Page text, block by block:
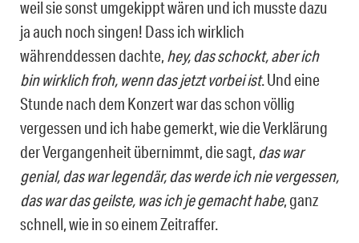
weil sie sonst umgekippt wären und ich musste dazu
ja auch noch singen! Dass ich wirklich
währenddessen dachte, hey, das schockt, aber ich
bin wirklich froh, wenn das jetzt vorbei ist. Und eine
Stunde nach dem Konzert war das schon völlig
vergessen und ich habe gemerkt, wie die Verklärung
der Vergangenheit übernimmt, die sagt, das war
genial, das war legendär, das werde ich nie vergessen,
das war das geilste, was ich je gemacht habe, ganz
schnell, wie in so einem Zeitraffer.